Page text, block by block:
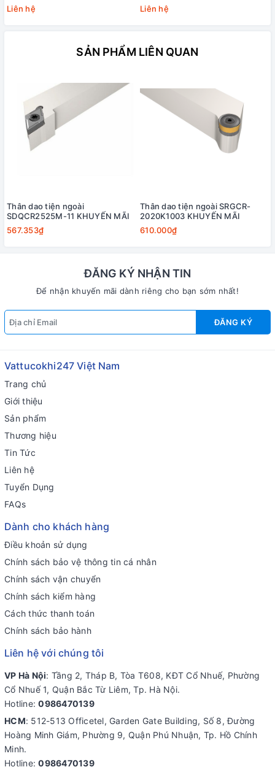
Liên hệ
Liên hệ
SẢN PHẨM LIÊN QUAN
Thân dao tiện ngoài
SDQCR2525M-11 KHUYẾN MÃI
567.353₫
Thân dao tiện ngoài SRGCR-
2020K1003 KHUYẾN MÃI
610.000₫
ĐĂNG KÝ NHẬN TIN
Để nhận khuyến mãi dành riêng cho bạn sớm nhất!
ĐĂNG KÝ
Vattucokhi247 Việt Nam
Trang chủ
Giới thiệu
Sản phẩm
Thương hiệu
Tin Tức
Liên hệ
Tuyển Dụng
FAQs
Dành cho khách hàng
Điều khoản sử dụng
Chính sách bảo vệ thông tin cá nhân
Chính sách vận chuyển
Chính sách kiểm hàng
Cách thức thanh toán
Chính sách bảo hành
Liên hệ với chúng tôi
VP Hà Nội: Tầng 2, Tháp B, Tòa T608, KĐT Cổ Nhuế, Phường
Cổ Nhuế 1, Quận Bắc Từ Liêm, Tp. Hà Nội.
Hotline:0986470139
HCM: 512-513 Officetel, Garden Gate Building, Số 8, Đường
Hoàng Minh Giám, Phường 9, Quận Phú Nhuận, Tp. Hồ Chính
Minh.
Hotline:0986470139